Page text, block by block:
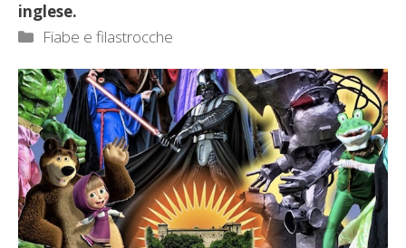
inglese.
Categorie
Fiabe e filastrocche